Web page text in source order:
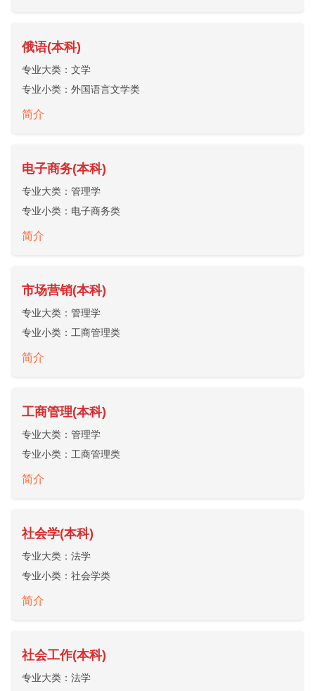
俄语(本科)
专业大类： 文学
专业小类： 外国语言文学类
简介
电子商务(本科)
专业大类： 管理学
专业小类： 电子商务类
简介
市场营销(本科)
专业大类： 管理学
专业小类： 工商管理类
简介
工商管理(本科)
专业大类： 管理学
专业小类： 工商管理类
简介
社会学(本科)
专业大类： 法学
专业小类： 社会学类
简介
社会工作(本科)
专业大类： 法学